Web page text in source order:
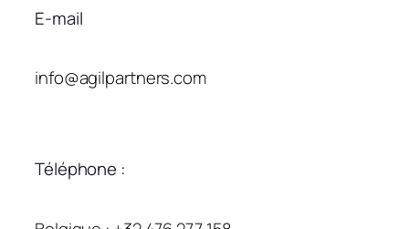
E-mail
info@agilpartners.com
Téléphone :